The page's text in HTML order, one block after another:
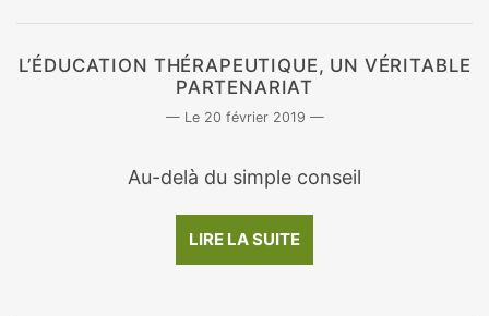
L’ÉDUCATION THÉRAPEUTIQUE, UN VÉRITABLE
PARTENARIAT
20 février 2019
Au-delà du simple conseil
LIRE LA SUITE